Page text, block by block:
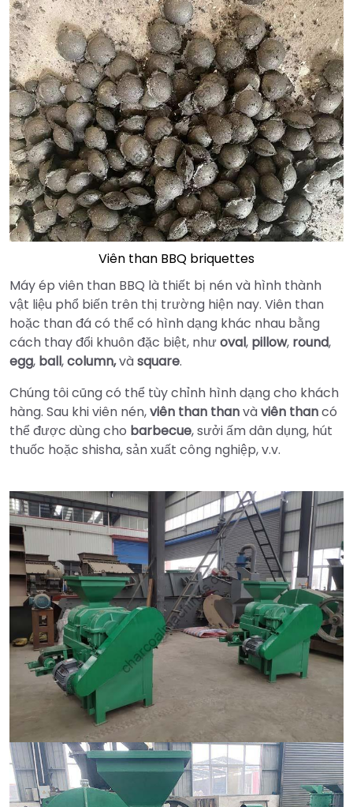
Viên than BBQ briquettes
Máy ép viên than BBQ là thiết bị nén và hình thành
vật liệu phổ biến trên thị trường hiện nay. Viên than
hoặc than đá có thể có hình dạng khác nhau bằng
cách thay đổi khuôn đặc biệt, nhưoval, pillow, round,
egg, ball,column,vàsquare.
Chúng tôi cũng có thể tùy chỉnh hình dạng cho khách
hàng. Sau khi viên nén,viên than thanvàviên thancó
thể được dùng cho barbecue, sưởi ấm dân dụng, hút
thuốc hoặc shisha, sản xuất công nghiệp, v.v.